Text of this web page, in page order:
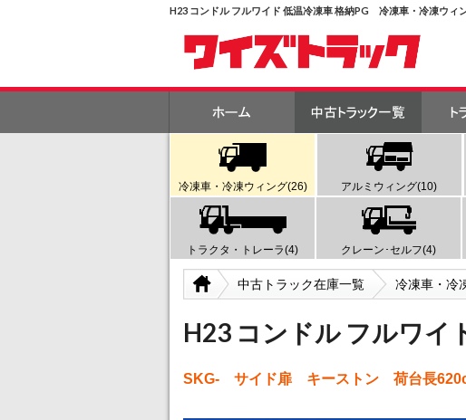
H23 コンドル フルワイド 低温冷凍車 格納PG 冷凍車・冷凍
冷凍車・冷凍ウィング(26) アルミウィング(10)
トラクタ・トレーラ(4) クレーン･セルフ(4)
中古トラック在庫一覧 冷凍車・冷
H23 コンドル フルワイ
SKG- サイド扉 キーストン 荷台長